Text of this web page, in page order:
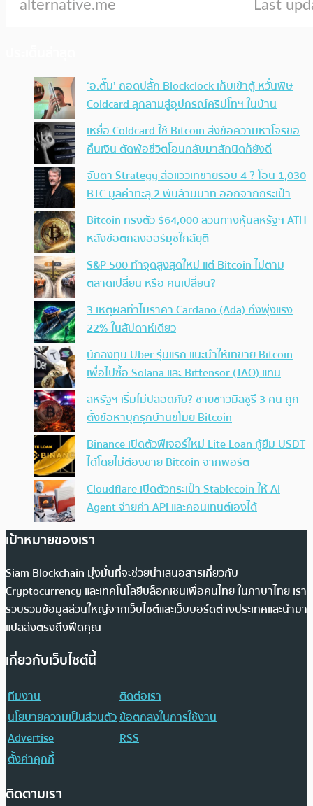
‘อ.ตั๊ม’ ถอดปลั้ก Blockclock เก็บเข้าตู้ หวั่นพิษ
Coldcard ลุกลามสู่อุปกรณ์คริปโทฯ ในบ้าน
เหยื่อ Coldcard ใช้ Bitcoin ส่งข้อความหาโจรขอ
คืนเงิน ตัดพ้อชีวิตโอนกลับมาสักนิดก็ยังดี
จับตา Strategy ส่อแววเทขายรอบ 4 ? โอน 1,030
BTC มูลค่าทะลุ 2 พันล้านบาท ออกจากกระเป๋า
Bitcoin ทรงตัว $64,000 สวนทางหุ้นสหรัฐฯ ATH
หลังข้อตกลงฮอร์มุซใกล้ยุติ
S&P 500 ทำจุดสูงสุดใหม่ แต่ Bitcoin ไม่ตาม
ตลาดเปลี่ยน หรือ คนเปลี่ยน?
3 เหตุผลทำไมราคา Cardano (Ada) ถึงพุ่งแรง
22% ในสัปดาห์เดียว
นักลงทุน Uber รุ่นแรก แนะนำให้เทขาย Bitcoin
เพื่อไปซื้อ Solana และ Bittensor (TAO) แทน
สหรัฐฯ เริ่มไม่ปลอดภัย? ชายชาวมิสซูรี 3 คน ถูก
ตั้งข้อหาบุกรุกบ้านขโมย Bitcoin
Binance เปิดตัวฟีเจอร์ใหม่ Lite Loan กู้ยืม USDT
ได้โดยไม่ต้องขาย Bitcoin จากพอร์ต
Cloudflare เปิดตัวกระเป๋า Stablecoin ให้ AI
Agent จ่ายค่า API และคอนเทนต์เองได้
เป้าหมายของเรา
Siam Blockchain มุ่งมั่นที่จะช่วยนำเสนอสารเกี่ยวกับ
Cryptocurrency และเทคโนโลยีบล็อกเชนเพื่อคนไทย ในภาษาไทย เรา
รวบรวมข้อมูลส่วนใหญ่จากเว็บไซต์และเว็บบอร์ดต่างประเทศและนำมา
แปลส่งตรงถึงฟีดคุณ
เกี่ยวกับเว็บไซต์นี้
ทีมงาน
ติดต่อเรา
นโยบายความเป็นส่วนตัวข้อตกลงในการใช้งาน
Advertise
RSS
ตั้งค่าคุกกี้
ติดตามเรา